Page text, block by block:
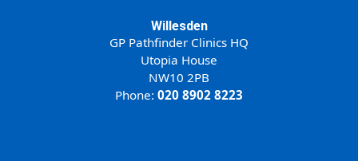
Willesden
GP Pathfinder Clinics HQ
Utopia House
NW10 2PB
Phone: 020 8902 8223